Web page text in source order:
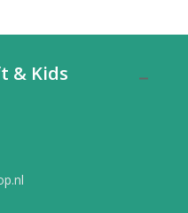
& Kids